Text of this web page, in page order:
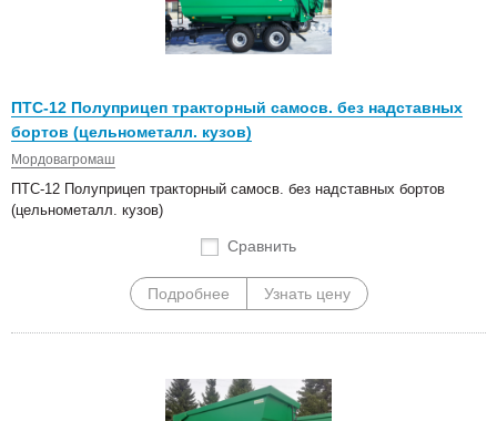
ПТС-12 Полуприцеп тракторный самосв. без надставных
бортов (цельнометалл. кузов)
Мордовагромаш
ПТС-12 Полуприцеп тракторный самосв. без надставных бортов
(цельнометалл. кузов)
Сравнить
Подробнее Узнать цену